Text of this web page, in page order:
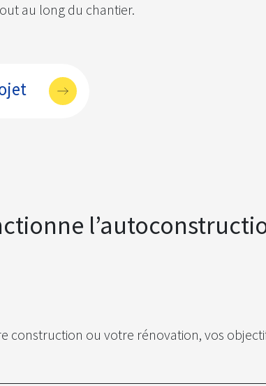
au long du chantier.
construction ou votre rénovation, vos